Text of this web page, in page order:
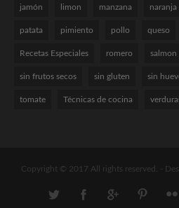
jamón limon manzana naranja
patata pimiento pollo queso
Recetas Especiales romero salmon
sin frutos secos sin gluten sin
tomate Técnicas de cocina
Copyright © 2017 All rights reserved. -